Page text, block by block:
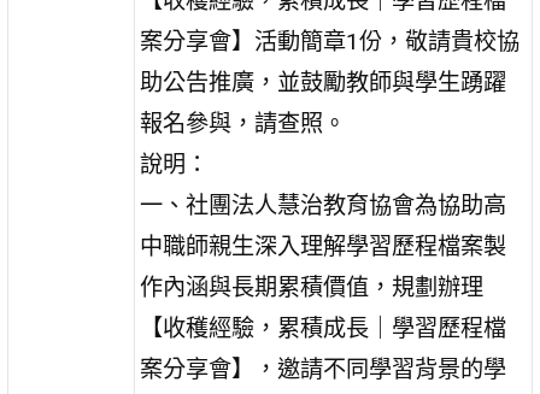
案分享會】活動簡章1份，敬請貴校協
助公告推廣，並鼓勵教師與學生踴躍
報名參與，請查照。
說明：
一、社團法人慧治教育協會為協助高
中職師親生深入理解學習歷程檔案製
作內涵與長期累積價值，規劃辦理
【收穫經驗，累積成長｜學習歷程檔
案分享會】，邀請不同學習背景的學